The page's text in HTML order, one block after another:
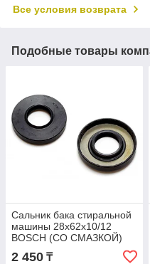
Все условия возврата
Подобные товары
Сальник бака стиральной
машины 28x62x10/12
BOSCH (СО СМАЗКОЙ)
2 450 ₸